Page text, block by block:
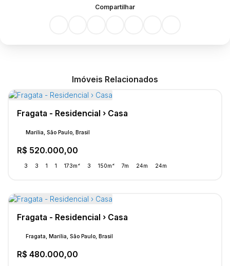
Compartilhar
Imóveis Relacionados
Fragata - Residencial › Casa
R$ 520.000,00
Marília, São Paulo, Brasil
3 3 1 1 173m² 3 150m² 7m 24m 24m
Fragata - Residencial › Casa
R$ 480.000,00
Fragata, Marília, São Paulo, Brasil